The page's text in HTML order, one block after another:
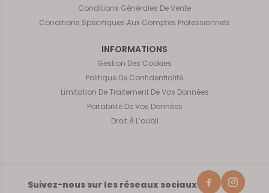
Conditions Générales De Vente
Conditions Spécifiques Aux Comptes Professionnels
INFORMATIONS
Gestion Des Cookies
Politique De Confidentialité
Limitation De Traitement De Vos Données
Portabilité De Vos Données
Droit À L’oubli
Suivez-nous sur les réseaux sociaux